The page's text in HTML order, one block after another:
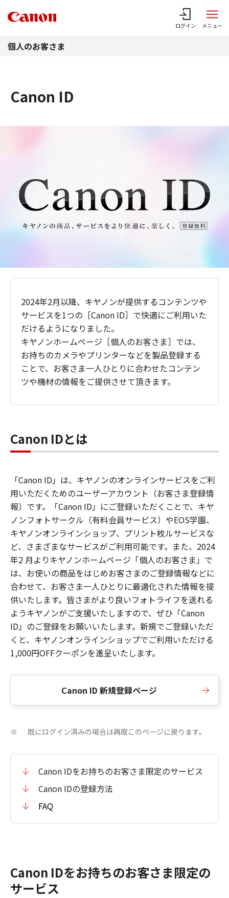
ログイン メニュー
個人のお客さま
Canon ID
2024年2月以降、キヤノンが提供するコンテンツや
サービスを1つの［Canon ID］で快適にご利用いた
だけるようになりました。
キヤノンホームページ［個人のお客さま］では、
お持ちのカメラやプリンターなどを製品登録する
ことで、お客さま一人ひとりに合わせたコンテン
ツや機材の情報をご提供させて頂きます。
Canon IDとは
「Canon ID」は、キヤノンのオンラインサービスをご利
用いただくためのユーザーアカウント（お客さま登録情
報）です。「Canon ID」にご登録いただくことで、キヤ
ノンフォトサークル（有料会員サービス）やEOS学園、
キヤノンオンラインショップ、プリント枚ルサービスな
ど、さまざまなサービスがご利用可能です。また、2024
年2 月よりキヤノンホームページ「個人のお客さま」で
は、お使いの商品をはじめお客さまのご登録情報などに
合わせて、お客さま一人ひとりに最適化された情報を提
供いたします。皆さまがより良いフォトライフを送れる
ようキヤノンがご支援いたしますので、ぜひ「Canon
ID」のご登録をお願いいたします。新規でご登録いただ
くと、キヤノンオンラインショップでご利用いただける
1,000円OFFクーポンを進呈いたします。
Canon ID 新規登録ページ
※ 既にログイン済みの場合は再度このページに戻ります。
Canon IDをお持ちのお客さま限定のサービス
Canon IDの登録方法
FAQ
Canon IDをお持ちのお客さま限定の
サービス